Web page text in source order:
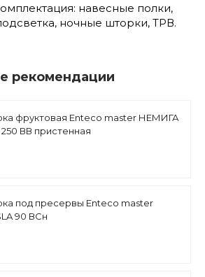
навесные полки,
ночные шторки, ТРВ.
рекомендации
фруктовая Enteco master НЕМИГА
ВВ пристенная
под пресервы Enteco master
90 ВСн